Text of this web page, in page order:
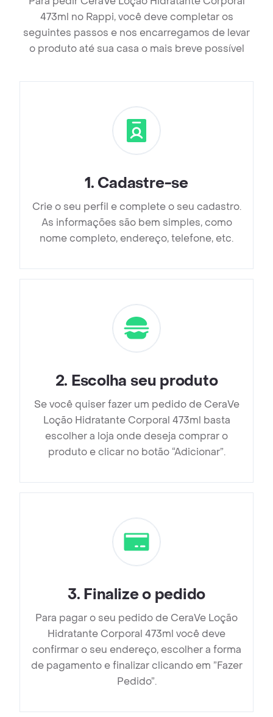
473ml no Rappi, você deve completar os
seguintes passos e nos encarregamos de levar
o produto até sua casa o mais breve possível
1. Cadastre-se
Crie o seu perfil e complete o seu cadastro.
As informações são bem simples, como
nome completo, endereço, telefone, etc.
2. Escolha seu produto
Se você quiser fazer um pedido de CeraVe
Loção Hidratante Corporal 473ml basta
escolher a loja onde deseja comprar o
produto e clicar no botão “Adicionar”.
3. Finalize o pedido
Para pagar o seu pedido de CeraVe Loção
Hidratante Corporal 473ml você deve
confirmar o seu endereço, escolher a forma
de pagamento e finalizar clicando em ”Fazer
Pedido”.